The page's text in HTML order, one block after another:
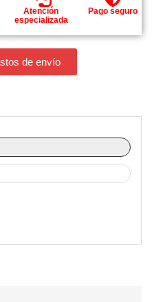
Atención
especializada
Pago seguro
de envío